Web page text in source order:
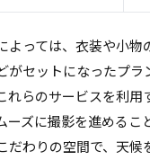
よっては、衣装や小物
がセットになったプラ
れらのサービスを利用
ーズに撮影を進めるこ
だわりの空間で、天候